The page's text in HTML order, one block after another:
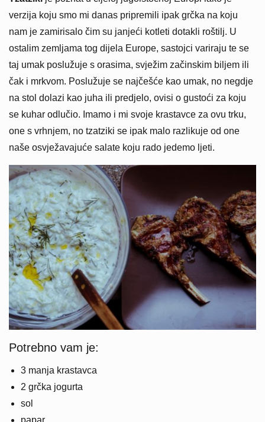
verzija koju smo mi danas pripremili ipak grčka na koju
nam je zamirisalo čim su janjeći kotleti dotakli roštilj. U
ostalim zemljama tog dijela Europe, sastojci variraju te se
taj umak poslužuje s orasima, svježim začinskim biljem ili
čak i mrkvom. Poslužuje se najčešće kao umak, no negdje
na stol dolazi kao juha ili predjelo, ovisi o gustoći za koju
se kuhar odlučio. Imamo i mi svoje krastavce za ovu trku,
one s vrhnjem, no tzatziki se ipak malo razlikuje od one
naše osvježavajuće salate koju rado jedemo ljeti.
Potrebno vam je:
3 manja krastavca
2 grčka jogurta
sol
papar